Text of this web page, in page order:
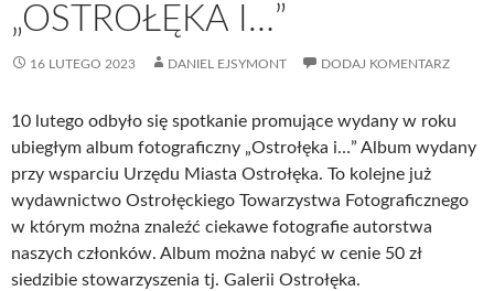
„OSTROŁĘKA I…”
16 LUTEGO 2023 DANIEL EJSYMONT DODAJ KOMENTARZ
10 lutego odbyło się spotkanie promujące wydany w roku
ubiegłym album fotograficzny „Ostrołęka i…” Album wydany
przy wsparciu Urzędu Miasta Ostrołęka. To kolejne już
wydawnictwo Ostrołęckiego Towarzystwa Fotograficznego
w którym można znaleźć ciekawe fotografie autorstwa
naszych członków. Album można nabyć w cenie 50 zł
siedzibie stowarzyszenia tj. Galerii Ostrołęka.